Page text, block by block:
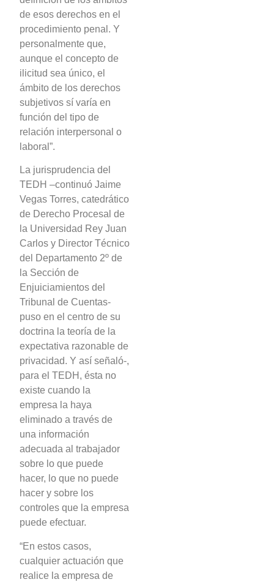
de esos derechos en el
procedimiento penal. Y
personalmente que,
aunque el concepto de
ilicitud sea único, el
ámbito de los derechos
subjetivos sí varía en
función del tipo de
relación interpersonal o
laboral”.
La jurisprudencia del
TEDH –continuó Jaime
Vegas Torres, catedrático
de Derecho Procesal de
la Universidad Rey Juan
Carlos y Director Técnico
del Departamento 2º de
la Sección de
Enjuiciamientos del
Tribunal de Cuentas-
puso en el centro de su
doctrina la teoría de la
expectativa razonable de
privacidad. Y así señaló-,
para el TEDH, ésta no
existe cuando la
empresa la haya
eliminado a través de
una información
adecuada al trabajador
sobre lo que puede
hacer, lo que no puede
hacer y sobre los
controles que la empresa
puede efectuar.
“En estos casos,
cualquier actuación que
realice la empresa de